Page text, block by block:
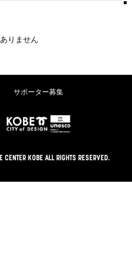
りません
サポーター募集
CENTER KOBE ALL RIGHTS RESERVED.